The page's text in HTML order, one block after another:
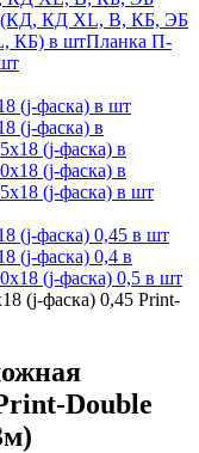
(КД, КД XL, В, КБ, ЭБ
КБ) в штПланка П-
(j-фаска) в шт
(j-фаска) в
(j-фаска) в
(j-фаска) в
(j-фаска) в шт
(j-фаска) 0,45 в шт
(j-фаска) 0,4 в
(j-фаска) 0,5 в шт
(j-фаска) 0,45 Print-
Double